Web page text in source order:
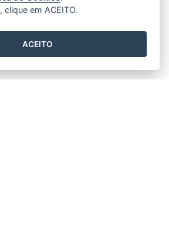
em ACEITO.
ACEITO